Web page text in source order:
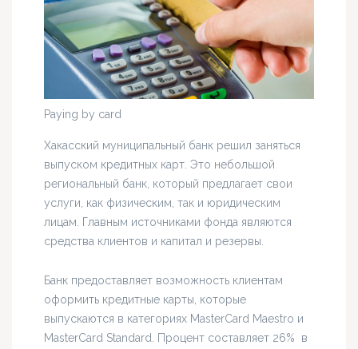
Paying by card
Хакасский муниципальный банк решил заняться
выпуском кредитных карт. Это небольшой
региональный банк, который предлагает свои
услуги, как физическим, так и юридическим
лицам. Главным источниками фонда являются
средства клиентов и капитал и резервы.
Банк предоставляет возможность клиентам
оформить кредитные карты, которые
выпускаются в категориях MasterCard Maestro и
MasterCard Standard. Процент составляет 26% в